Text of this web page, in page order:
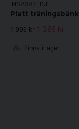
INSPORTLINE
Platt träningsbänk
1 999 kr 1 395 kr
Finns i lager